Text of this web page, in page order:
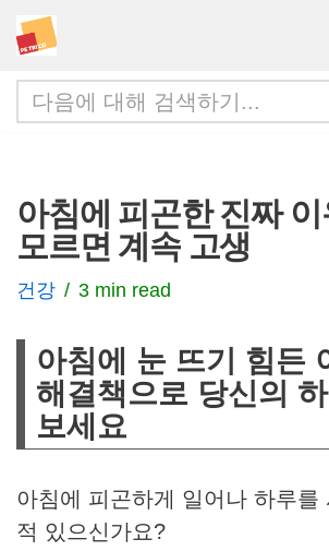
콘
텐
츠
너
뛰
기
아침에 피곤한 진짜 이
모르면 계속 고생
건강 3 min read
아침에 눈 뜨기 힘든
해결책으로 당신의
보세요
아침에 피곤하게 일어나 하루를
적 있으신가요?